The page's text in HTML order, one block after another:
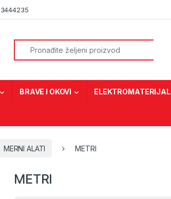
Search for:
BRAVE I OKOVI ELEKTROMATERIJAL
MERNI ALATI METRI
METRI